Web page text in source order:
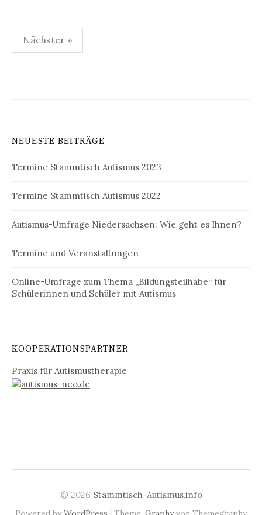
Seitennummerierung
der
Nächster »
NEUESTE BEITRÄGE
Termine Stammtisch Autismus 2023
Termine Stammtisch Autismus 2022
Autismus-Umfrage Niedersachsen: Wie geht es Ihnen?
Termine und Veranstaltungen
Online-Umfrage zum Thema „Bildungsteilhabe“ für
Schülerinnen und Schüler mit Autismus
KOOPERATIONSPARTNER
Praxis für Autismustherapie
© 2026 Stammtisch-Autismus.info
|